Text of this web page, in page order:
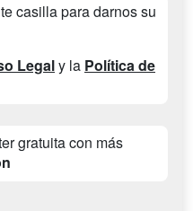
casilla para darnos su
Legaly la Política de
gratuita con más